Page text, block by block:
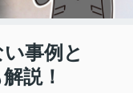
事例と
説！